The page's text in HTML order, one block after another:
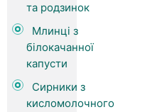
та родзинок
Млинці з
білокачанної
капусти
Сирники з
кисломолочного